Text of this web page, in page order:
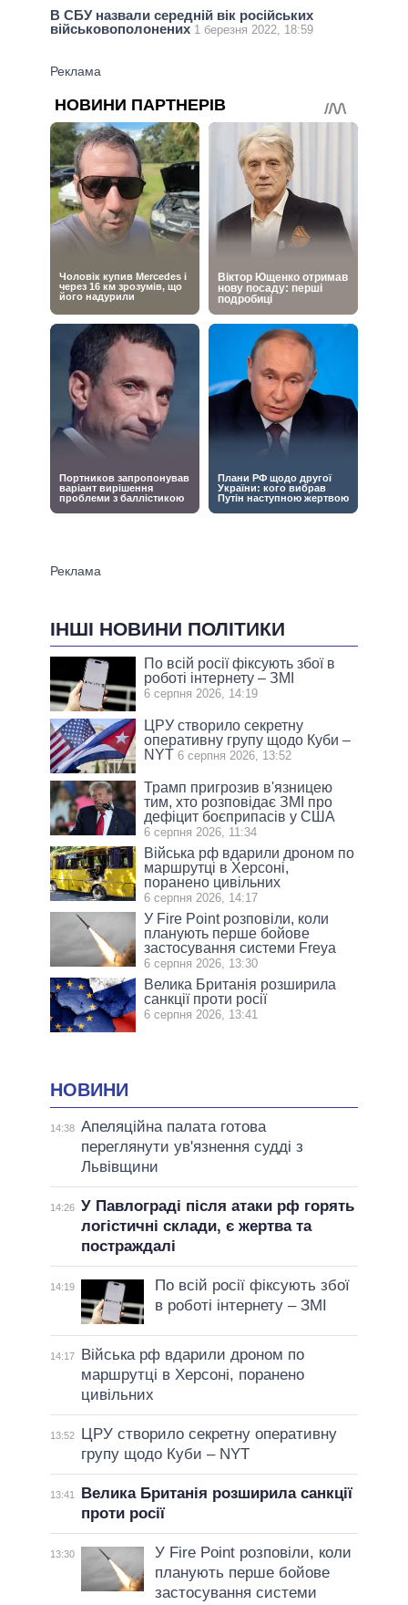
В СБУ назвали середній вік російських
військовополонених 1 березня 2022, 18:59
ІНШІ НОВИНИ ПОЛІТИКИ
По всій росії фіксують збої в
роботі інтернету – ЗМІ
6 серпня 2026, 14:19
ЦРУ створило секретну
оперативну групу щодо Куби –
NYT 6 серпня 2026, 13:52
Трамп пригрозив в'язницею
тим, хто розповідає ЗМІ про
дефіцит боєприпасів у США
6 серпня 2026, 11:34
Війська рф вдарили дроном по
маршрутці в Херсоні,
поранено цивільних
6 серпня 2026, 14:17
У Fire Point розповіли, коли
планують перше бойове
застосування системи Freya
6 серпня 2026, 13:30
Велика Британія розширила
санкції проти росії
6 серпня 2026, 13:41
НОВИНИ
14:38 Апеляційна палата готова
переглянути ув'язнення судді з
Львівщини
14:26 У Павлограді після атаки рф горять
логістичні склади, є жертва та
постраждалі
14:19
По всій росії фіксують збої
в роботі інтернету – ЗМІ
14:17
Війська рф вдарили дроном по
маршрутці в Херсоні, поранено
цивільних
13:52
ЦРУ створило секретну оперативну
групу щодо Куби – NYT
13:41
Велика Британія розширила санкції
проти росії
13:30
У Fire Point розповіли, коли
планують перше бойове
застосування системи